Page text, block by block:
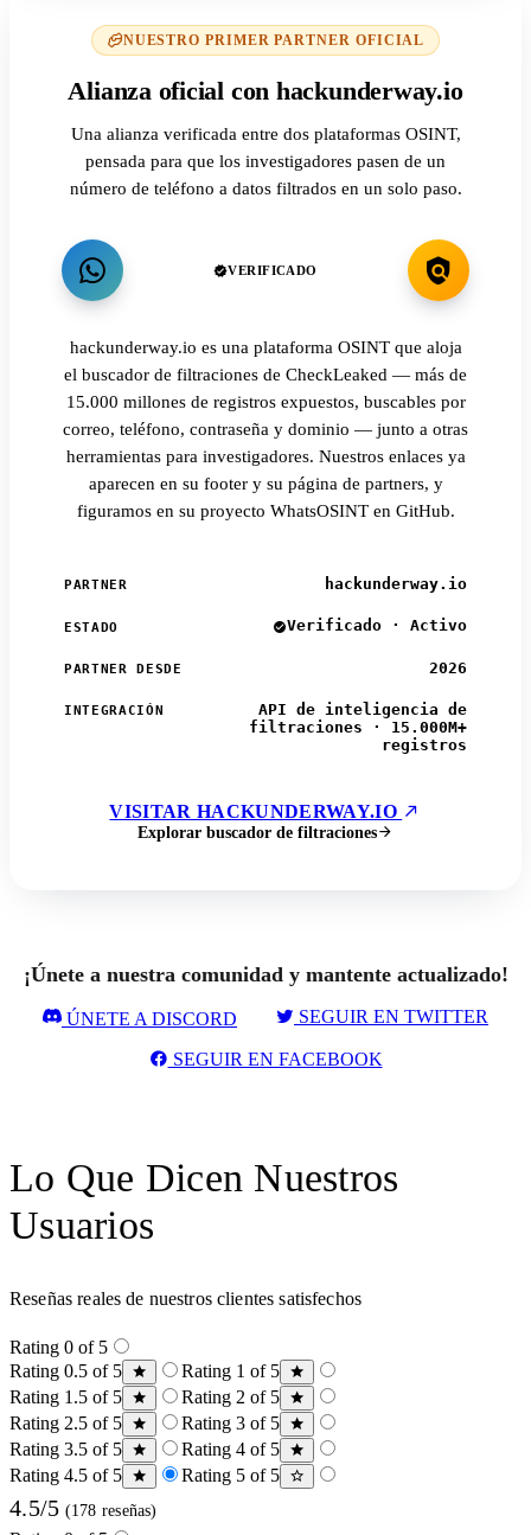
NUESTRO PRIMER PARTNER OFICIAL
Alianza oficial con hackunderway.io
Una alianza verificada entre dos plataformas OSINT,
pensada para que los investigadores pasen de un
número de teléfono a datos filtrados en un solo paso.
VERIFICADO
hackunderway.io es una plataforma OSINT que aloja
el buscador de filtraciones de CheckLeaked — más de
15.000 millones de registros expuestos, buscables por
correo, teléfono, contraseña y dominio — junto a otras
herramientas para investigadores. Nuestros enlaces ya
aparecen en su footer y su página de partners, y
figuramos en su proyecto WhatsOSINT en GitHub.
PARTNER hackunderway.io
ESTADO Verificado · Activo
PARTNER DESDE 2026
INTEGRACIÓN
API de inteligencia de
filtraciones · 15.000M+
registros
VISITAR HACKUNDERWAY.IO
Explorar buscador de filtraciones
¡Únete a nuestra comunidad y mantente actualizado!
ÚNETE A DISCORD SEGUIR EN TWITTER
SEGUIR EN FACEBOOK
Lo Que Dicen Nuestros
Usuarios
Reseñas reales de nuestros clientes satisfechos
Rating 0 of 5
Rating 0.5 of 5
Rating 1 of 5
Rating 1.5 of 5
Rating 2 of 5
Rating 2.5 of 5
Rating 3 of 5
Rating 3.5 of 5
Rating 4 of 5
Rating 4.5 of 5
Rating 5 of 5
4.5/5 (178 reseñas)